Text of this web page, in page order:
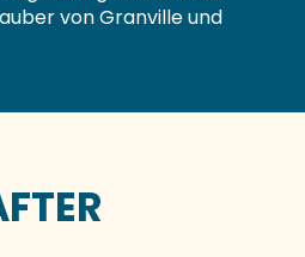
von Granville und